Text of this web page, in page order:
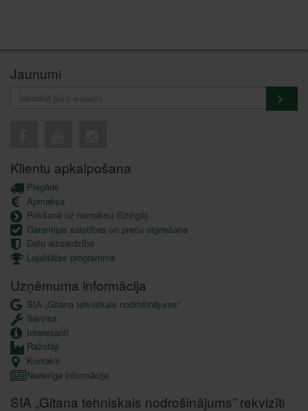
Jaunumi
Klientu apkalpošana
Piegāde
Apmaksa
Pirkšana uz nomaksu (līzingā)
Garantijas saistības un preču atgriešana
Datu aizsardzība
Lojalitātes programma
Uzņēmuma informācija
SIA „Gitana tehniskais nodrošinājums”
Serviss
Interesanti
Ražotāji
Kontakti
Noderīga informācija
SIA „Gitana tehniskais nodrošinājums” rekvizīti